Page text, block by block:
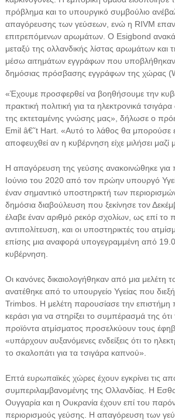
πρόβλημα και το υπουργικό συμβούλιο
απαγόρευσης των γεύσεων, ενώ η RIVM
επιτρεπόμενων αρωμάτων. Ο Esigbond
μεταξύ της ολλανδικής λίστας αρωμάτων και
μέσω αιτημάτων εγγράφων που
δημόσιας πρόσβασης εγγράφων της χώρας
«Έχουμε προσφερθεί να βοηθήσουμε την
πρακτική πολιτική για τα ηλεκτρονικά
της εκτεταμένης γνώσης μας», δήλωσε ο
Emil â€˜t Hart. «Αυτό το λάθος θα μπορούσε
αποφευχθεί αν η κυβέρνηση είχε μιλήσει μαζί
Η απαγόρευση της γεύσης ανακοινώθηκε
Ιούνιο του 2020 από τον πρώην υπουργό
έναν σημαντικό υποστηρικτή των
δημόσια διαβούλευση που ξεκίνησε τον
έλαβε έναν αριθμό ρεκόρ σχολίων, ως επί το
αντιπολίτευση, και οι υποστηρικτές του
επίσης μια αναφορά υπογεγραμμένη από
κυβέρνηση.
Οι κανόνες δικαιολογήθηκαν από μια μελέτη
ανατέθηκε από το υπουργείο Υγείας που
Trimbos. Η μελέτη παρουσίασε την επιστήμη
κεράσι για να στηρίξει το συμπέρασμά της
προϊόντα ατμίσματος προσελκύουν τους
«υπάρχουν αυξανόμενες ενδείξεις ότι το
το σκαλοπάτι για τα τσιγάρα καπνού».
Επτά ευρωπαϊκές χώρες έχουν εγκρίνει τις
συμπεριλαμβανομένης της Ολλανδίας. Η
Ουγγαρία και η Ουκρανία έχουν επί του
περιορισμούς γεύσης. Η απαγόρευση των